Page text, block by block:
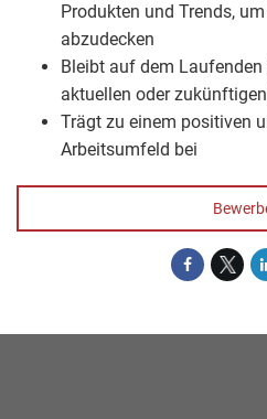
Produkten und Trends,
abzudecken
Bleibt auf dem
aktuellen oder
Trägt zu einem positiven
Arbeitsumfeld bei